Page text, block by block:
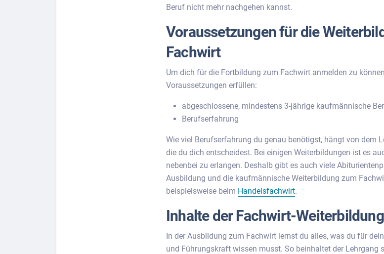
Beruf nicht mehr nachgehen kannst.
Voraussetzungen für die
Fachwirt
Um dich für die Fortbildung zum Fachwirt anmelden zu
Voraussetzungen erfüllen:
abgeschlossene, mindestens 3-jährige kaufmännische
Berufserfahrung
Wie viel Berufserfahrung du genau benötigst, hängt von dem
die du dich entscheidest. Bei einigen Weiterbildungen ist es
nebenbei zu erlangen. Deshalb gibt es auch viele
Ausbildung und die kaufmännische Weiterbildung zum
beispielsweise beim Handelsfachwirt.
Inhalte der Fachwirt-Weiterbildung
In der Ausbildung zum Fachwirt lernst du alles, was du für
und Führungskraft wissen musst. So beinhaltet der Lehrgang